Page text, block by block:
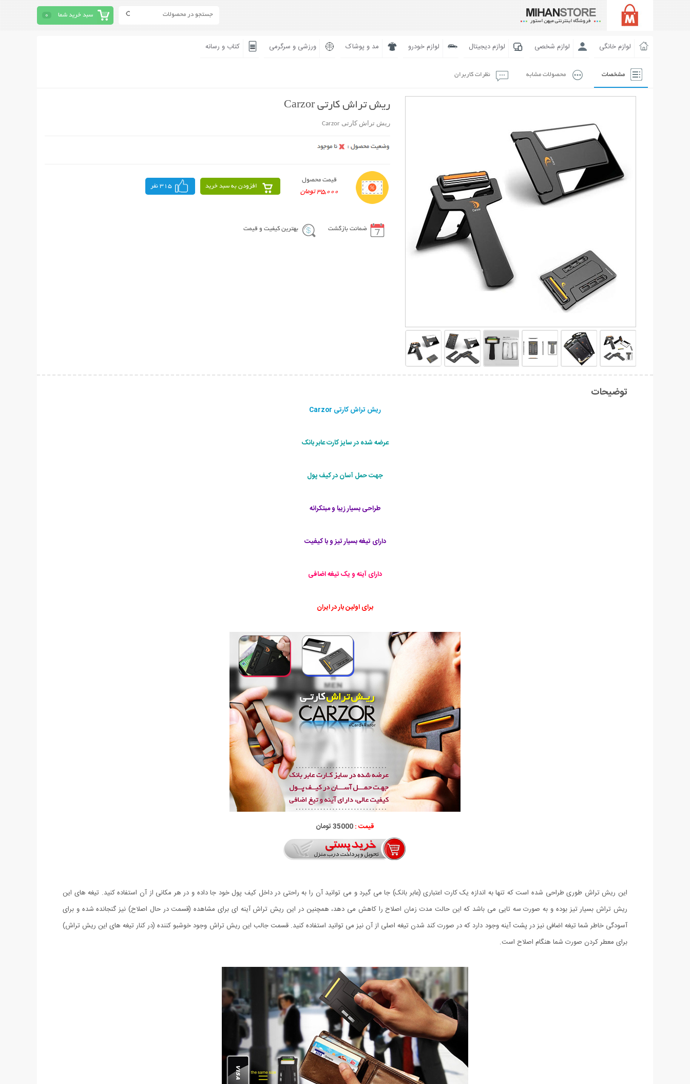
سبد خرید شما 0
لوازم خانگی لوازم شخصی لوازم دیجیتال لوازم خودرو مد و پوشاک ورزشی و سرگرمی کتاب و رسانه
مشخصات محصولات مشابه نظرات کاربران
ریش تراش کارتی Carzor
ریش تراش کارتی Carzor
قیمت محصول
35,000 تومان
افزودن به سبد خرید 315 نفر
ضمانت بازگشت بهترین کیفیت و قیمت
توضیحات
ریش تراش کارتی Carzor
عرضه شده در سایز کارت عابر بانک
جهت حمل آسان در کیف پول
طراحی بسیار زیبا و مبتکرانه
دارای تیغه بسیار تیز و با کیفیت
دارای آینه و یک تیغه اضافی
برای اولین بار در ایران
قیمت :35000 تومان
این ریش تراش طوری طراحی شده است که تنها به اندازه یک کارت اعتباری (عابر بانک) جا می گیرد و می توانید آن را به راحتی در داخل کیف پول خود جا داده و در هر مکانی از آن استفاده کنید. تیغه های این
ریش تراش بسیار تیز بوده و به صورت سه تایی می باشد که این حالت مدت زمان اصلاح را کاهش می دهد، همچنین در این ریش تراش آینه ای برای مشاهده (قسمت در حال اصلاح) نیز گنجانده شده و برای
آسودگی خاطر شما تیغه اضافی نیز در پشت آینه وجود دارد که در صورت کند شدن تیغه اصلی از آن نیز می توانید استفاده کنید. قسمت جالب این ریش تراش وجود خوشبو کننده (در کنار تیغه های این ریش تراش)
برای معطر کردن صورت شما هنگام اصلاح است.